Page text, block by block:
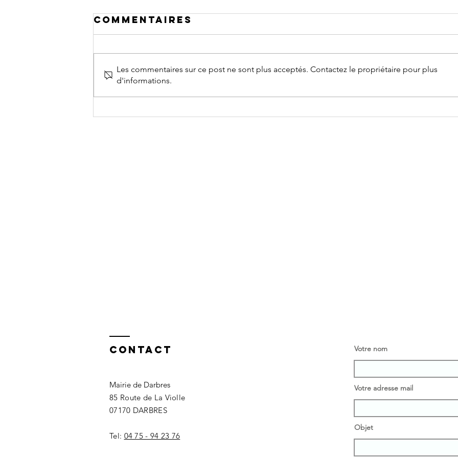
Fermeture du
Orage de grêle
Commentaires
Les commentaires sur ce post ne sont plus acceptés. Contactez le propriétaire pour plus
d'informations.
Contact
Mairie de Darbres
85 Route de La Violle
07170 DARBRES
Tel: 04 75 - 94 23 76
Votre nom
Votre adresse mail
Objet